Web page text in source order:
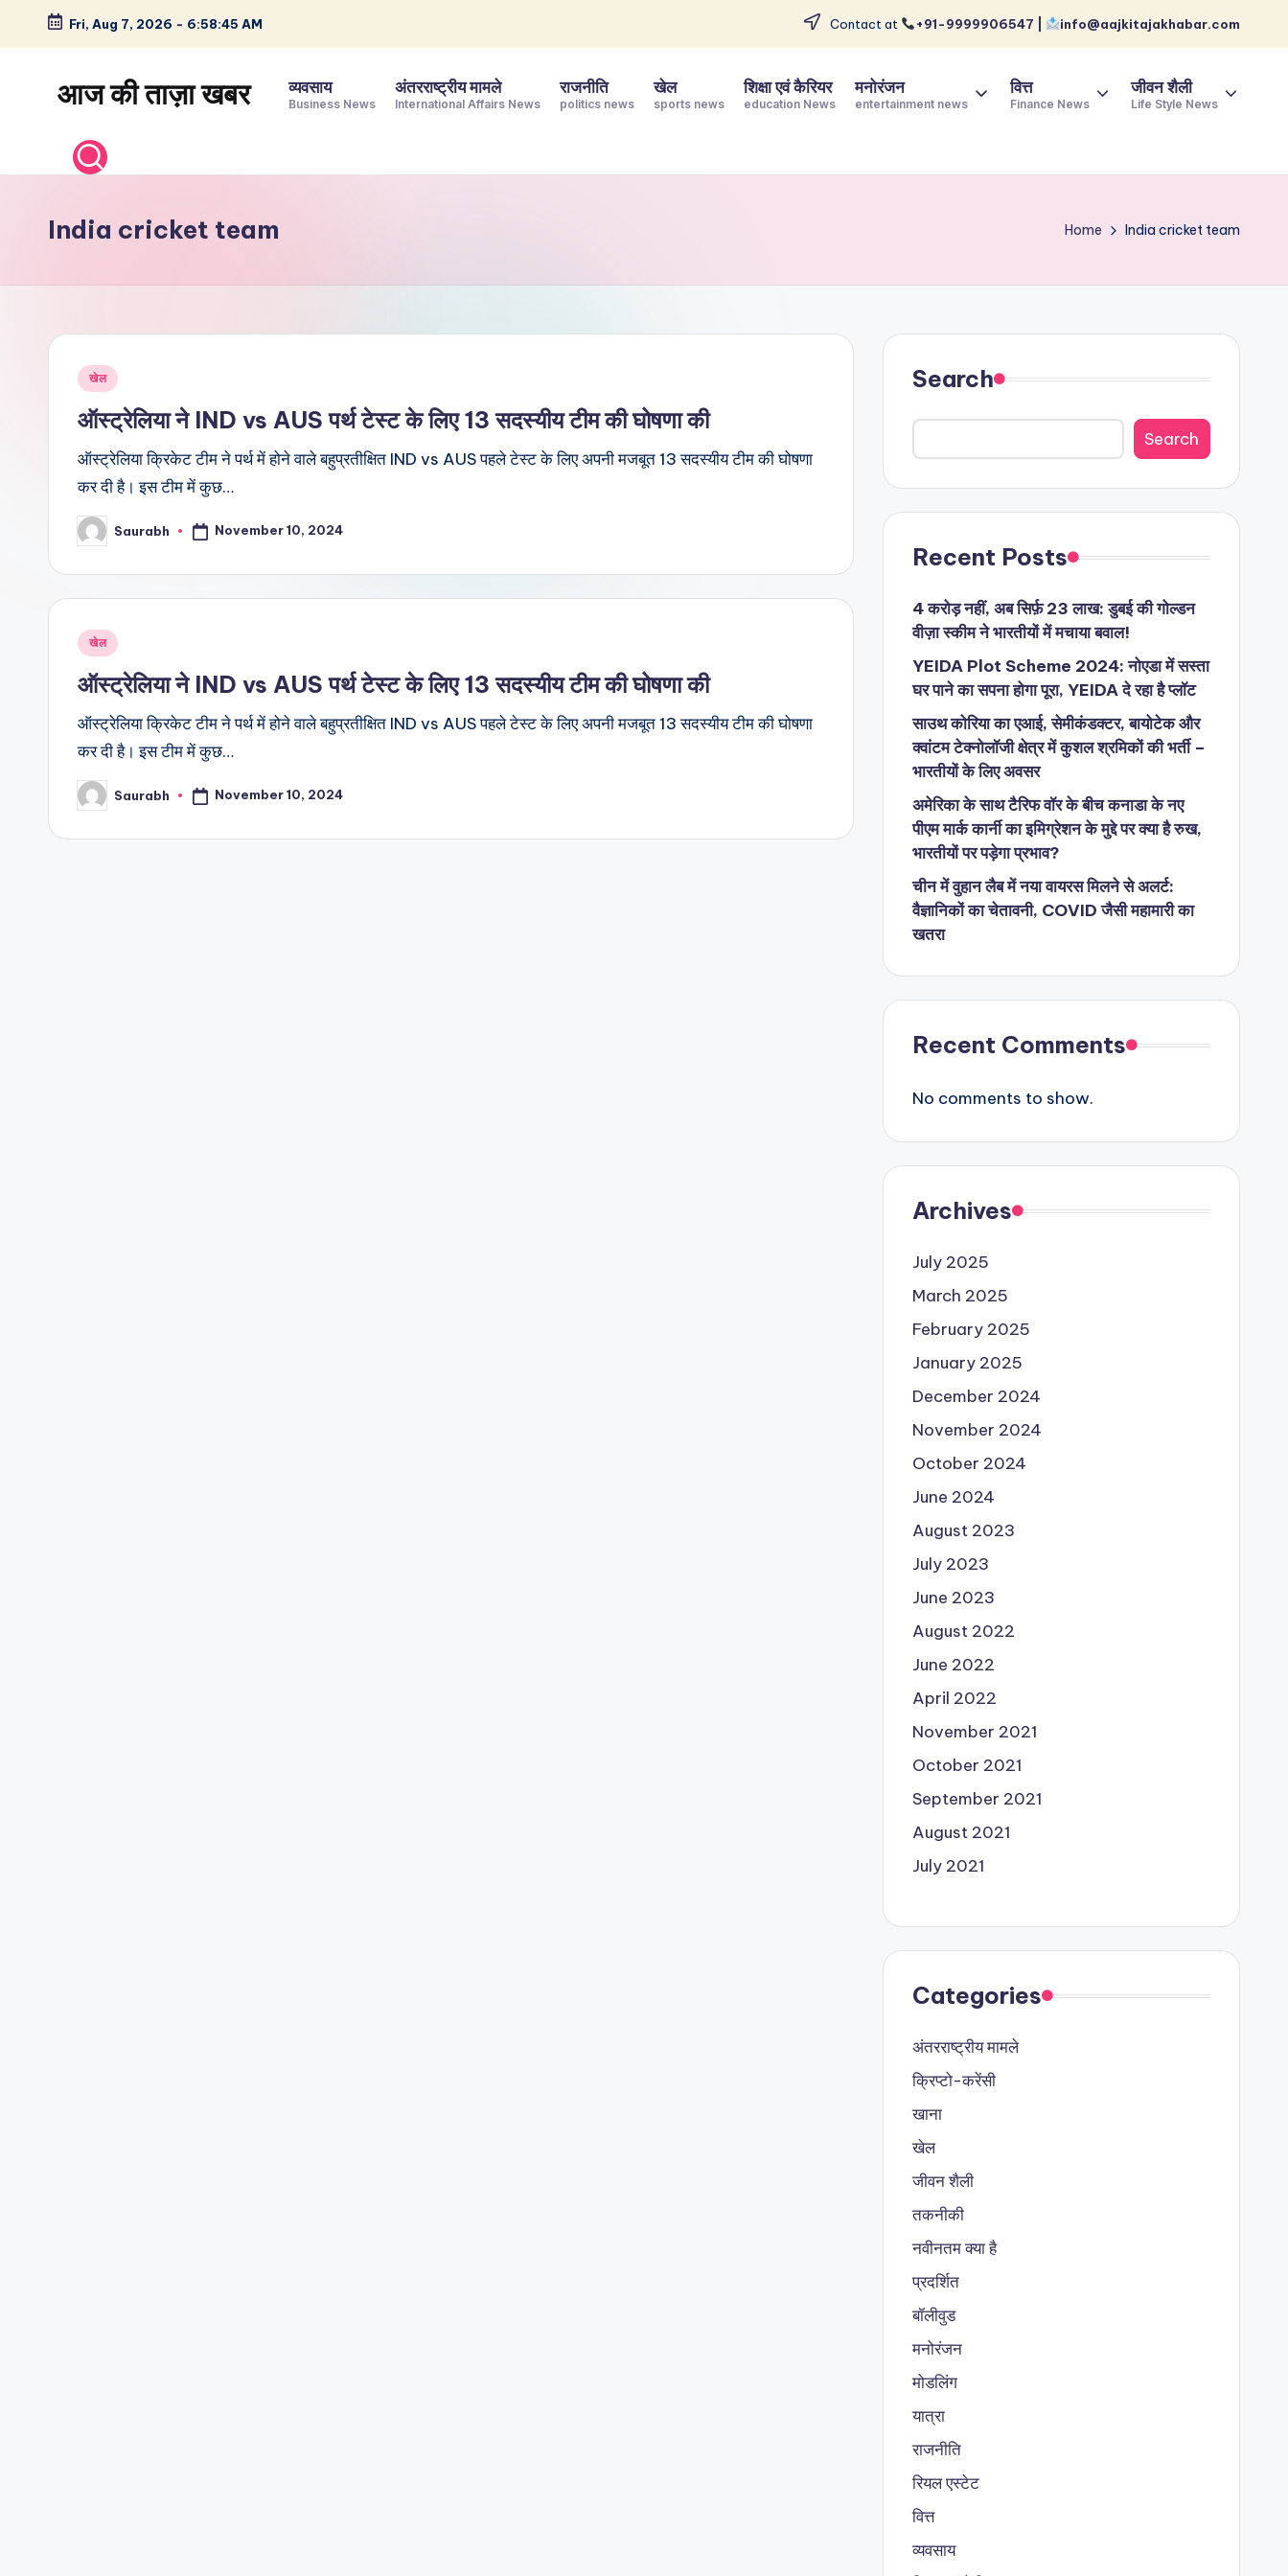
Skip
content
Fri, Aug 7, 2026 - 6:58:46 AM Contact at +91-9999906547 | info@aajkitajakhabar.com
आज की ताज़ा खबर
समाचार
–
और
विश्व
व्यवसाय
Business News
अंतरराष्ट्रीय मामले
International Affairs News
राजनीति
politics news
खेल
sports news
शिक्षा एवं कैरियर
education News
मनोरंजन
entertainment news
वित्त
Finance News
जीवन शैली
Life Style News
India cricket team Home India cricket team
Posted
खेल
ऑस्ट्रेलिया ने IND vs AUS पर्थ टेस्ट के लिए 13 सदस्यीय टीम की घोषणा की
ऑस्ट्रेलिया क्रिकेट टीम ने पर्थ में होने वाले बहुप्रतीक्षित IND vs AUS पहले टेस्ट के लिए अपनी मजबूत 13 सदस्यीय टीम की घोषणा
कर दी है। इस टीम में कुछ…
Posted
by
Saurabh November 10, 2024
Posted
खेल
ऑस्ट्रेलिया ने IND vs AUS पर्थ टेस्ट के लिए 13 सदस्यीय टीम की घोषणा की
ऑस्ट्रेलिया क्रिकेट टीम ने पर्थ में होने वाले बहुप्रतीक्षित IND vs AUS पहले टेस्ट के लिए अपनी मजबूत 13 सदस्यीय टीम की घोषणा
कर दी है। इस टीम में कुछ…
Posted
by
Saurabh November 10, 2024
Search
Search
Recent Posts
4 करोड़ नहीं, अब सिर्फ़ 23 लाख: डुबई की गोल्डन
वीज़ा स्कीम ने भारतीयों में मचाया बवाल!
YEIDA Plot Scheme 2024: नोएडा में सस्ता
घर पाने का सपना होगा पूरा, YEIDA दे रहा है प्लॉट
साउथ कोरिया का एआई, सेमीकंडक्टर, बायोटेक और
क्वांटम टेक्नोलॉजी क्षेत्र में कुशल श्रमिकों की भर्ती –
भारतीयों के लिए अवसर
अमेरिका के साथ टैरिफ वॉर के बीच कनाडा के नए
पीएम मार्क कार्नी का इमिग्रेशन के मुद्दे पर क्या है रुख,
भारतीयों पर पड़ेगा प्रभाव?
चीन में वुहान लैब में नया वायरस मिलने से अलर्ट:
वैज्ञानिकों का चेतावनी, COVID जैसी महामारी का
खतरा
Recent Comments
No comments to show.
Archives
July 2025
March 2025
February 2025
January 2025
December 2024
November 2024
October 2024
June 2024
August 2023
July 2023
June 2023
August 2022
June 2022
April 2022
November 2021
October 2021
September 2021
August 2021
July 2021
Categories
अंतरराष्ट्रीय मामले
क्रिप्टो-करेंसी
खाना
खेल
जीवन शैली
तकनीकी
नवीनतम क्या है
प्रदर्शित
बॉलीवुड
मनोरंजन
मोडलिंग
यात्रा
राजनीति
रियल एस्टेट
वित्त
व्यवसाय